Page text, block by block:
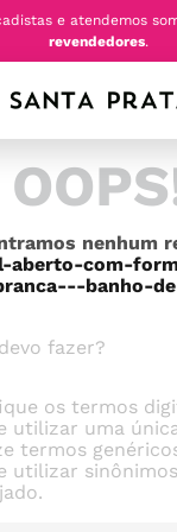
e atendemos
revendedores.
nenhum
aberto-com-
banho-
fazer?
os termos
utilizar uma
termos
utilizar